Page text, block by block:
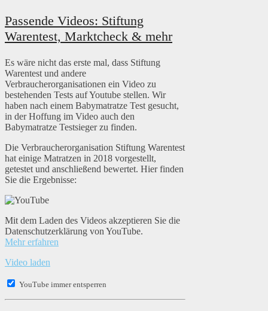
Passende Videos: Stiftung
Warentest, Marktcheck & mehr
Es wäre nicht das erste mal, dass Stiftung
Warentest und andere
Verbraucherorganisationen ein Video zu
bestehenden Tests auf Youtube stellen. Wir
haben nach einem Babymatratze Test gesucht,
in der Hoffung im Video auch den
Babymatratze Testsieger zu finden.
Die Verbraucherorganisation Stiftung Warentest
hat einige Matratzen in 2018 vorgestellt,
getestet und anschließend bewertet. Hier finden
Sie die Ergebnisse:
Mit dem Laden des Videos akzeptieren Sie die
Datenschutzerklärung von YouTube.
Mehr erfahren
Video laden
YouTube immer entsperren